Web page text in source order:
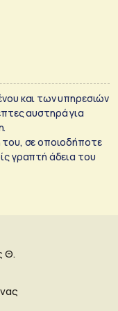
και των υπηρεσιών
αυστηρά για
σε οποιοδήποτε
γραπτή άδεια του
Θ.